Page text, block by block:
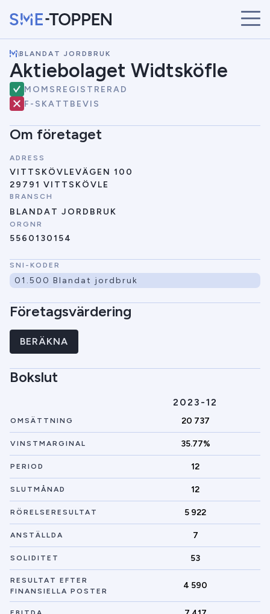
START
ÅRETS VINNARE
BRANSCHER
SÖK
NYHETER
\BLANDAT JORDBRUK
Aktiebolaget Widtsköfle
MOMSREGISTRERAD
F-SKATTBEVIS
Om företaget
ADRESS
VITTSKÖVLEVÄGEN 100
29791 VITTSKÖVLE
BRANSCH
BLANDAT JORDBRUK
ORGNR
5560130154
SNI-KODER
01.500 Blandat jordbruk
Företagsvärdering
BERÄKNA
Bokslut
2023-12
OMSÄTTNING 20 737
VINSTMARGINAL 35.77%
PERIOD 12
SLUTMÅNAD 12
RÖRELSERESULTAT 5 922
ANSTÄLLDA 7
SOLIDITET 53
RESULTAT EFTER
FINANSIELLA POSTER
4 590